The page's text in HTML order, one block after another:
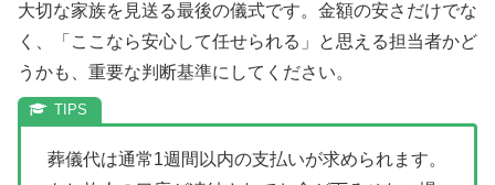
大切な家族を見送る最後の儀式です。金額の安さだけでな
く、「ここなら安心して任せられる」と思える担当者かど
うかも、重要な判断基準にしてください。
葬儀代は通常1週間以内の支払いが求められます。